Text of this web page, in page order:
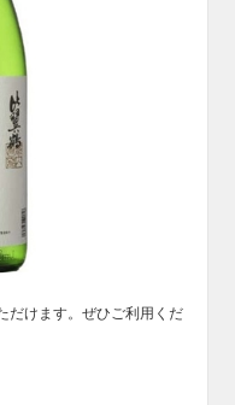
だけます。ぜひご利用くだ